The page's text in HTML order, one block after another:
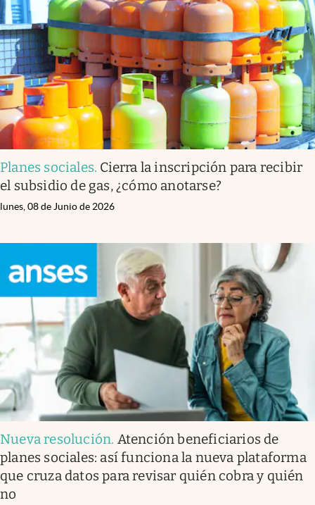
Infotechnology
Clase
Clima
Mundial 2026
Eventos Corporativos
El Cronista Studio
Mediakit
abre en nueva pestaña
Argentina
Planes sociales. Cierra la inscripción para recibir
el subsidio de gas, ¿cómo anotarse?
lunes, 08 de Junio de 2026
Nueva resolución. Atención beneficiarios de
planes sociales: así funciona la nueva plataforma
que cruza datos para revisar quién cobra y quién
no